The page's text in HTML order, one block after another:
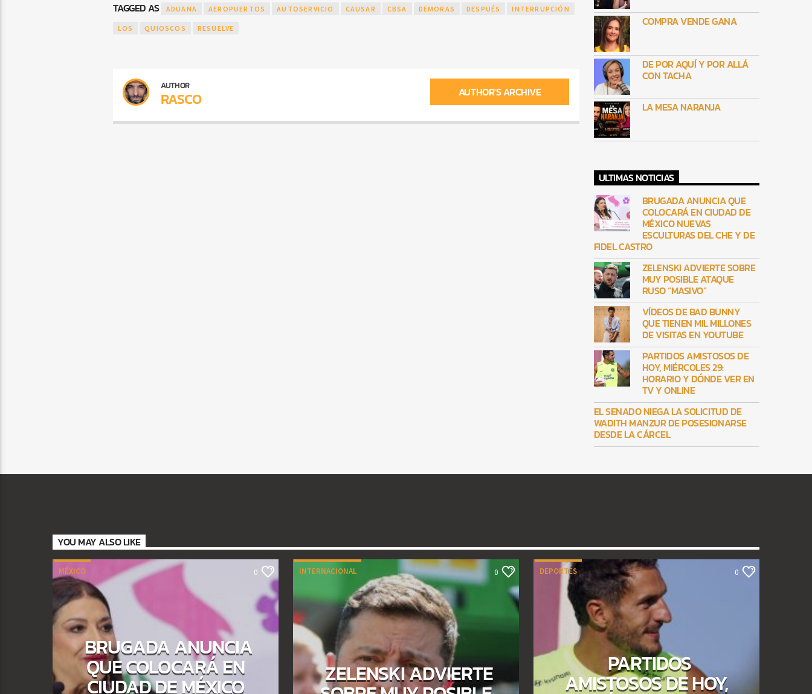
TAGGED AS ADUANA AEROPUERTOS AUTOSERVICIO CAUSAR CBSA DEMORAS DESPUÉS INTERRUPCIÓN
LOS QUIOSCOS RESUELVE
AUTHOR
RASCO AUTHOR'S ARCHIVE
COMPRA VENDE GANA
DE POR AQUÍ Y POR ALLÁ
CON TACHA
LA MESA NARANJA
ULTIMAS NOTICIAS
BRUGADA ANUNCIA QUE
COLOCARÁ EN CIUDAD DE
MÉXICO NUEVAS
ESCULTURAS DEL CHE Y DE
FIDEL CASTRO
ZELENSKI ADVIERTE SOBRE
MUY POSIBLE ATAQUE
RUSO “MASIVO”
VÍDEOS DE BAD BUNNY
QUE TIENEN MIL MILLONES
DE VISITAS EN YOUTUBE
PARTIDOS AMISTOSOS DE
HOY, MIÉRCOLES 29:
HORARIO Y DÓNDE VER EN
TV Y ONLINE
EL SENADO NIEGA LA SOLICITUD DE
WADITH MANZUR DE POSESIONARSE
DESDE LA CÁRCEL
YOU MAY ALSO LIKE
MÉXICO 0
BRUGADA ANUNCIA
QUE COLOCARÁ EN
CIUDAD DE MÉXICO
INTERNACIONAL 0
ZELENSKI ADVIERTE
DEPORTES 0
PARTIDOS
AMISTOSOS DE HOY,